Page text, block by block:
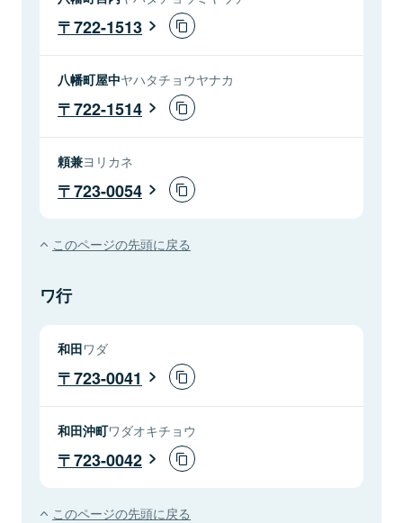
722-1513
八幡町屋中ヤハタチョウヤナカ
722-1514
頼兼ヨリカネ
723-0054
このページの先頭に戻る
ワ行
和田ワダ
723-0041
和田沖町ワダオキチョウ
723-0042
このページの先頭に戻る